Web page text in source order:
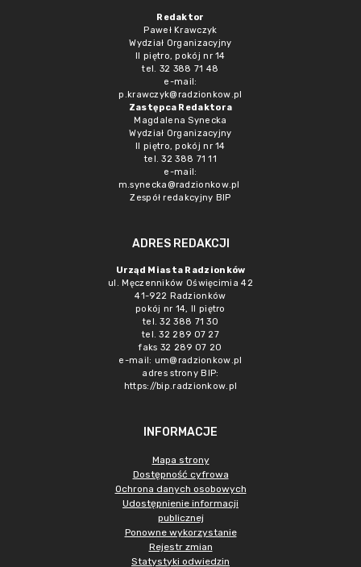
Redaktor
Paweł Krawczyk
Wydział Organizacyjny
II piętro, pokój nr 14
tel. 32 388 71 48
e-mail:
p.krawczyk@radzionkow.pl
Zastępca Redaktora
Magdalena Synecka
Wydział Organizacyjny
II piętro, pokój nr 14
tel. 32 388 71 11
e-mail:
m.synecka@radzionkow.pl
Zespół redakcyjny BIP
ADRES REDAKCJI
Urząd Miasta Radzionków
ul. Męczenników Oświęcimia 42
41-922 Radzionków
pokój nr 14, II piętro
tel. 32 388 71 30
tel. 32 289 07 27
faks 32 289 07 20
e-mail: um@radzionkow.pl
adres strony BIP:
https://bip.radzionkow.pl
INFORMACJE
Mapa strony
Dostępność cyfrowa
Ochrona danych osobowych
Udostępnienie informacji
publicznej
Ponowne wykorzystanie
Rejestr zmian
Statystyki odwiedzin